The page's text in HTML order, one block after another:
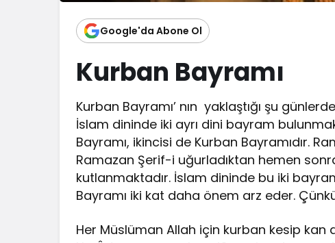
Google'da Abone Ol
Kurban Bayramı
Kurban Bayramı’ nın yaklaştığı şu
İslam dininde iki ayrı dini bayram
Bayramı, ikincisi de Kurban Bayramıdır.
Ramazan Şerif-i uğurladıktan hemen
kutlanmaktadır. İslam dininde bu iki
Bayramı iki kat daha önem arz eder.
Her Müslüman Allah için kurban kesip kan